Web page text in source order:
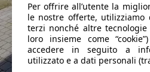
Per offrire all’utente la
le nostre offerte,
terzi nonché altre
loro insieme come
accedere in seguito a
utilizzato e a dati personali